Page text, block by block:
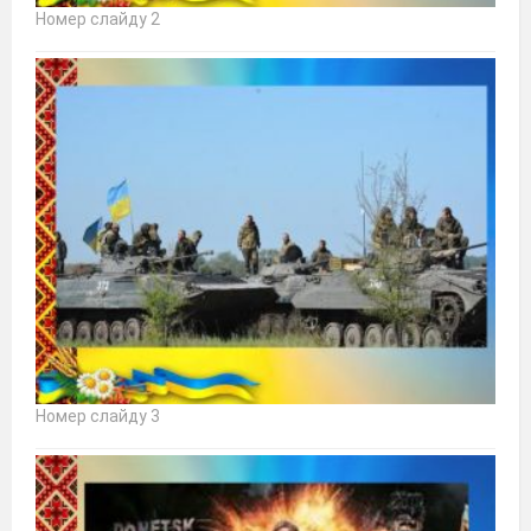
Номер слайду 2
Номер слайду 3